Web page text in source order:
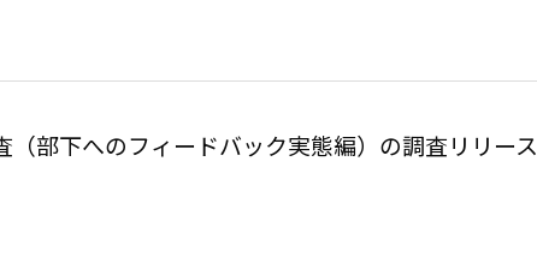
部下へのフィードバック実態編）の調査リリー